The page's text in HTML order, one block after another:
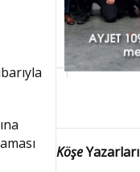
KöşeYazarları